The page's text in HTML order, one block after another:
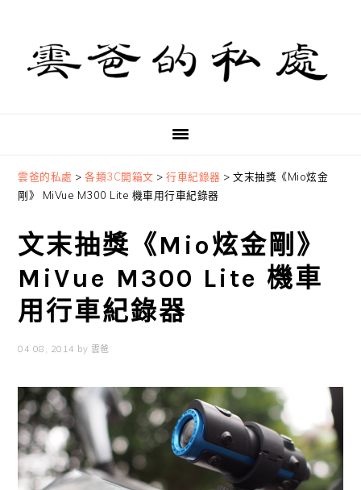
primary
navigation
content
primary
sidebar
雲爸的私處 >各類3C開箱文 >行車紀錄器 >文末抽獎《Mio炫金
剛》 MiVue M300 Lite 機車用行車紀錄器
文末抽獎《Mio炫金剛》
MiVue M300 Lite 機車
用行車紀錄器
04 08, 2014 by 雲爸